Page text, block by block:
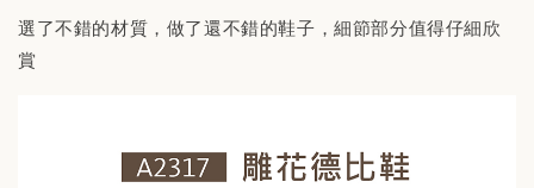
選了不錯的材質，做了還不錯的鞋子，細節部分值得仔細欣
賞